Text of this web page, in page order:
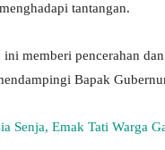
tantangan.
memberi pencerahan
Bapak
Senja, Emak Tati Warga